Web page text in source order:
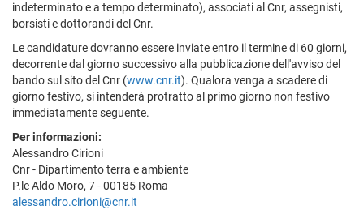
indeterminato e a tempo determinato), associati al Cnr, assegnisti,
borsisti e dottorandi del Cnr.
Le candidature dovranno essere inviate entro il termine di 60 giorni,
decorrente dal giorno successivo alla pubblicazione dell'avviso del
bando sul sito del Cnr (www.cnr.it). Qualora venga a scadere di
giorno festivo, si intenderà protratto al primo giorno non festivo
immediatamente seguente.
Per informazioni:
Alessandro Cirioni
Cnr - Dipartimento terra e ambiente
P.le Aldo Moro, 7 - 00185 Roma
alessandro.cirioni@cnr.it